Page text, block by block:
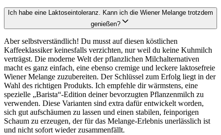
Ich habe eine Laktoseintoleranz. Kann ich die Wiener Melange trotzdem
genießen?
Aber selbstverständlich! Du musst auf diesen köstlichen
Kaffeeklassiker keinesfalls verzichten, nur weil du keine Kuhmilch
verträgst. Die moderne Welt der pflanzlichen Milchalternativen
macht es ganz einfach, eine ebenso cremige und leckere laktosefreie
Wiener Melange zuzubereiten. Der Schlüssel zum Erfolg liegt in der
Wahl des richtigen Produkts. Ich empfehle dir wärmstens, eine
spezielle „Barista“-Edition deiner bevorzugten Pflanzenmilch zu
verwenden. Diese Varianten sind extra dafür entwickelt worden,
sich gut aufschäumen zu lassen und einen stabilen, feinporigen
Schaum zu erzeugen, der für das Melange-Erlebnis unerlässlich ist
und nicht sofort wieder zusammenfällt.